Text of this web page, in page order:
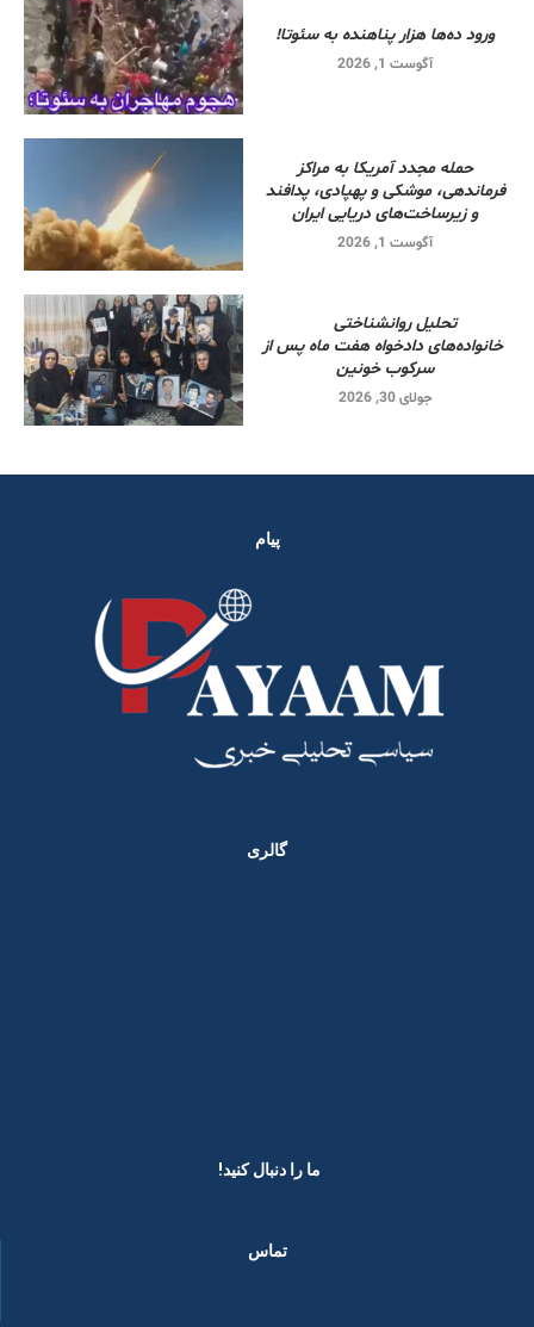
ورود ده‌ها هزار پناهنده به سئوتا!
آگوست 1, 2026
حمله مجدد آمریکا به مراکز
فرماندهی، موشکی و پهپادی، پدافند
و زیرساخت‌های دریایی ایران
آگوست 1, 2026
تحلیل روانشناختی
خانواده‌های دادخواه هفت ماه پس از
سرکوب خونین
جولای 30, 2026
پیام
گالری
ما را دنبال کنید! ​
تماس